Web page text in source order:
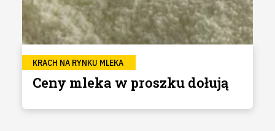
KRACH NA RYNKU MLEKA
Ceny mleka w proszku dołują